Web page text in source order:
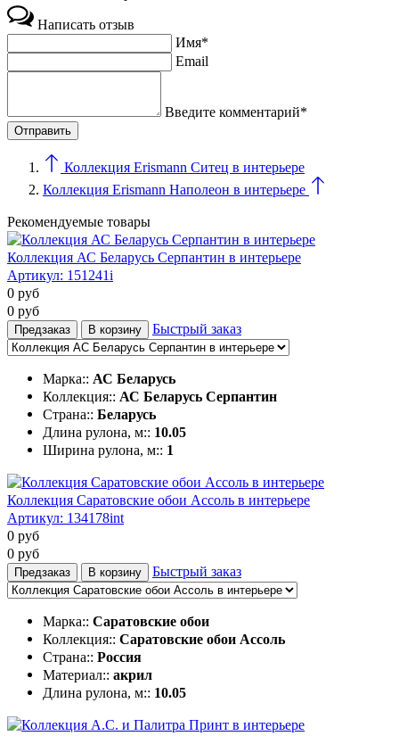
Написать отзыв
Имя*
Email
Введите комментарий*
Коллекция Erismann Ситец в интерьере
Коллекция Erismann Наполеон в интерьере
Рекомендуемые товары
Коллекция АС Беларусь Серпантин в интерьере
Артикул: 151241i
0 руб
0 руб
Предзаказ В корзину Быстрый заказ
Марка:: АС Беларусь
Коллекция:: АС Беларусь Серпантин
Страна:: Беларусь
Длина рулона, м:: 10.05
Ширина рулона, м:: 1
Коллекция Саратовские обои Ассоль в интерьере
Артикул: 134178int
0 руб
0 руб
Предзаказ В корзину Быстрый заказ
Марка:: Саратовские обои
Коллекция:: Саратовские обои Ассоль
Страна:: Россия
Материал:: акрил
Длина рулона, м:: 10.05